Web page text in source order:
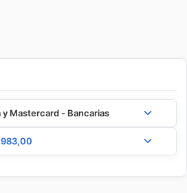
y Mastercard - Bancarias